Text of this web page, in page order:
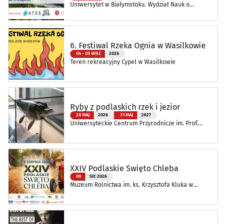
Uniwersytet w Białymstoku. Wydział Nauk o
6. Festiwal Rzeka Ognia w Wasilkowie
04 - 05 WRZ 2026
Teren rekreacyjny Cypel w Wasilkowie
Ryby z podlaskich rzek i jezior
20 MAJ 2026 31 MAJ 2027
Uniwersyteckie Centrum Przyrodnicze im. Prof.
XXIV Podlaskie Święto Chleba
09 SIE 2026
Muzeum Rolnictwa im. ks. Krzysztofa Kluka w